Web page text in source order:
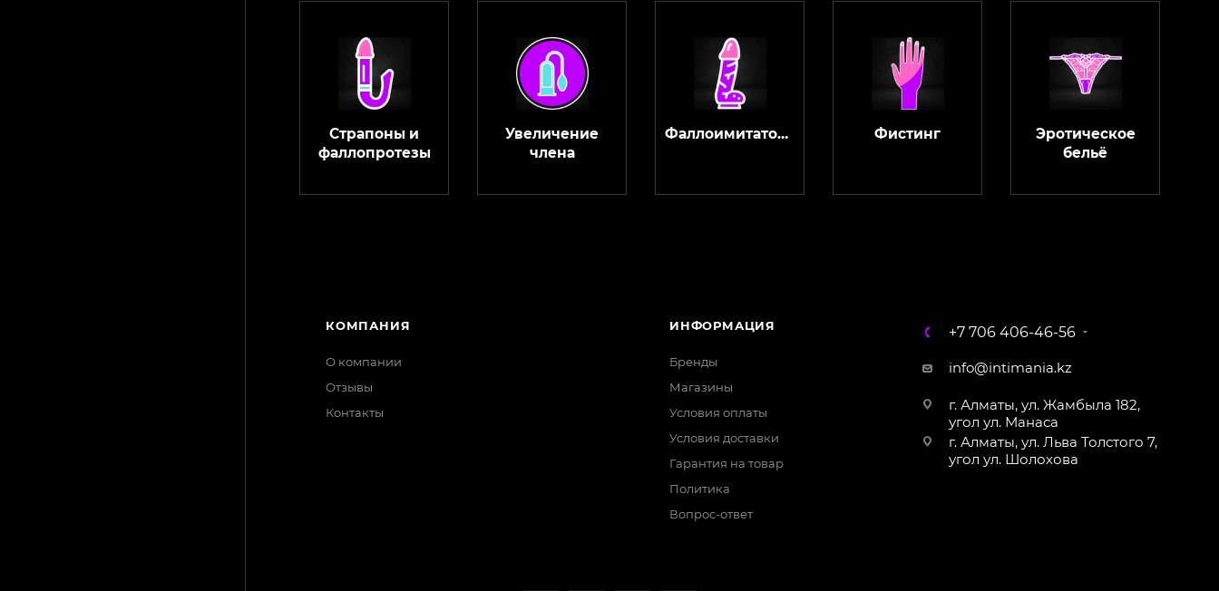
Страпоны и
фаллопротезы
Увеличение
члена
Фаллоимитаторы Фистинг
Эротическое
бельё
КОМПАНИЯ
О компании
Отзывы
Контакты
ИНФОРМАЦИЯ
Бренды
Магазины
Условия оплаты
Условия доставки
Гарантия на товар
Политика
Вопрос-ответ
+7 706 406-46-56
info@intimania.kz
г. Алматы, ул. Жамбыла 182,
угол ул. Манаса
г. Алматы, ул. Льва Толстого 7,
угол ул. Шолохова